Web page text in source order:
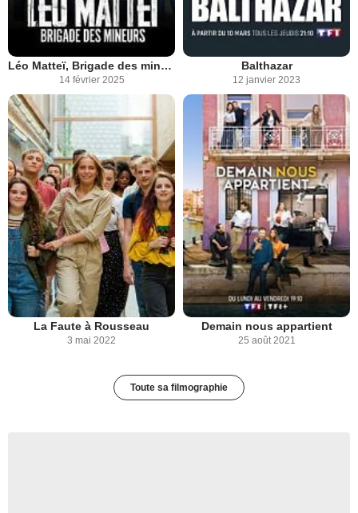
Léo Matteï, Brigade des mineurs
14 février 2025
Balthazar
12 janvier 2023
La Faute à Rousseau
3 mai 2022
Demain nous appartient
25 août 2021
Toute sa filmographie